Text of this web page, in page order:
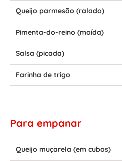
Queijo parmesão (ralado)
Pimenta-do-reino (moída)
Salsa (picada)
Farinha de trigo
Para empanar
Queijo muçarela (em cubos)